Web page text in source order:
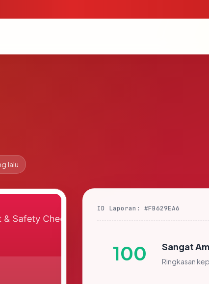
lalu
ID Laporan: #FB629EA6
100 Sangat
Ringkasan